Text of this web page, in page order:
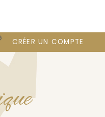
CRÉER UN COMPTE